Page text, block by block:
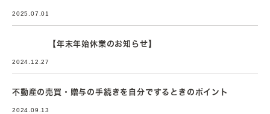
2025.07.01
【年末年始休業のお知らせ】
2024.12.27
不動産の売買・贈与の手続きを自分でするときのポイント
2024.09.13